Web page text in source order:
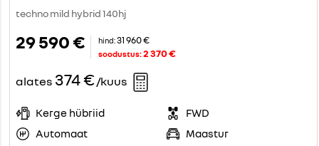
techno mild hybrid 140hj
29 590 € hind: 31 960 €
soodustus:2 370 €
alates 374 €/kuus
Kerge hübriid
FWD
Automaat
Maastur